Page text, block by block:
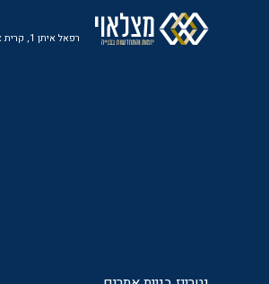
רפאל איתן 1, קרית אונו 3302*